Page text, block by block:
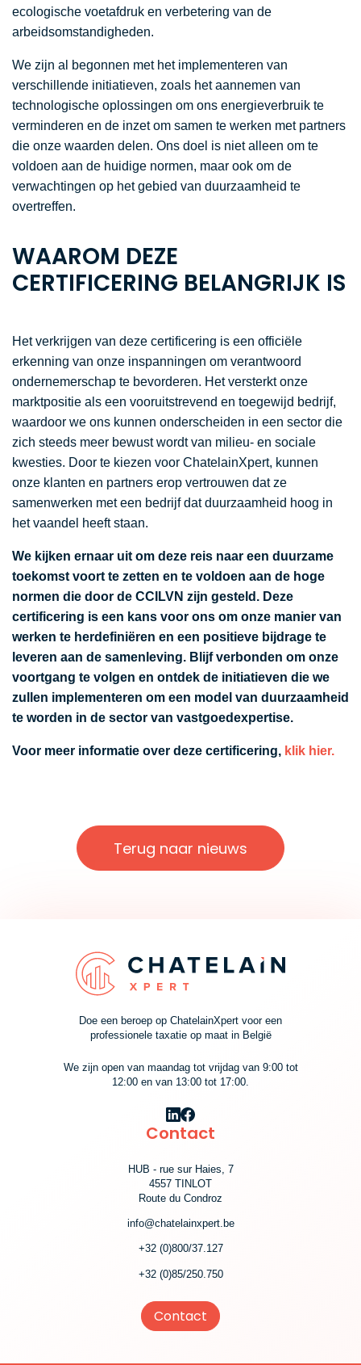
ecologische voetafdruk en verbetering van de
arbeidsomstandigheden.
We zijn al begonnen met het implementeren van
verschillende initiatieven, zoals het aannemen van
technologische oplossingen om ons energieverbruik te
verminderen en de inzet om samen te werken met partners
die onze waarden delen. Ons doel is niet alleen om te
voldoen aan de huidige normen, maar ook om de
verwachtingen op het gebied van duurzaamheid te
overtreffen.
WAAROM DEZE
CERTIFICERING BELANGRIJK IS
Het verkrijgen van deze certificering is een officiële
erkenning van onze inspanningen om verantwoord
ondernemerschap te bevorderen. Het versterkt onze
marktpositie als een vooruitstrevend en toegewijd bedrijf,
waardoor we ons kunnen onderscheiden in een sector die
zich steeds meer bewust wordt van milieu- en sociale
kwesties. Door te kiezen voor ChatelainXpert, kunnen
onze klanten en partners erop vertrouwen dat ze
samenwerken met een bedrijf dat duurzaamheid hoog in
het vaandel heeft staan.
We kijken ernaar uit om deze reis naar een duurzame
toekomst voort te zetten en te voldoen aan de hoge
normen die door de CCILVN zijn gesteld. Deze
certificering is een kans voor ons om onze manier van
werken te herdefiniëren en een positieve bijdrage te
leveren aan de samenleving. Blijf verbonden om onze
voortgang te volgen en ontdek de initiatieven die we
zullen implementeren om een model van duurzaamheid
te worden in de sector van vastgoedexpertise.
Voor meer informatie over deze certificering, klik hier.
Terug naar nieuws
Doe een beroep op ChatelainXpert voor een
professionele taxatie op maat in België
We zijn open van maandag tot vrijdag van 9:00 tot
12:00 en van 13:00 tot 17:00.
Contact
HUB - rue sur Haies, 7
4557 TINLOT
Route du Condroz
info@chatelainxpert.be
+32 (0)800/37.127
+32 (0)85/250.750
Contact
bieden. U kunt meer informatie over de cookies die we gebruiken
cookie-instellingen